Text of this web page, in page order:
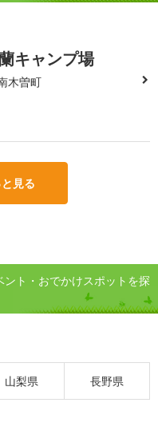
キャンプ場
木曽町
見る
ト・おでかけスポットを探
山梨県 長野県